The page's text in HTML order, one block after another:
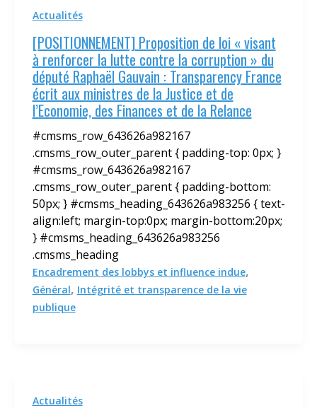
Actualités
[POSITIONNEMENT] Proposition de loi « visant
à renforcer la lutte contre la corruption » du
député Raphaël Gauvain : Transparency France
écrit aux ministres de la Justice et de
l’Economie, des Finances et de la Relance
#cmsms_row_643626a982167
.cmsms_row_outer_parent { padding-top: 0px; }
#cmsms_row_643626a982167
.cmsms_row_outer_parent { padding-bottom:
50px; } #cmsms_heading_643626a983256 { text-
align:left; margin-top:0px; margin-bottom:20px;
} #cmsms_heading_643626a983256
.cmsms_heading
Encadrement des lobbys et influence indue,
Général, Intégrité et transparence de la vie
publique
Actualités